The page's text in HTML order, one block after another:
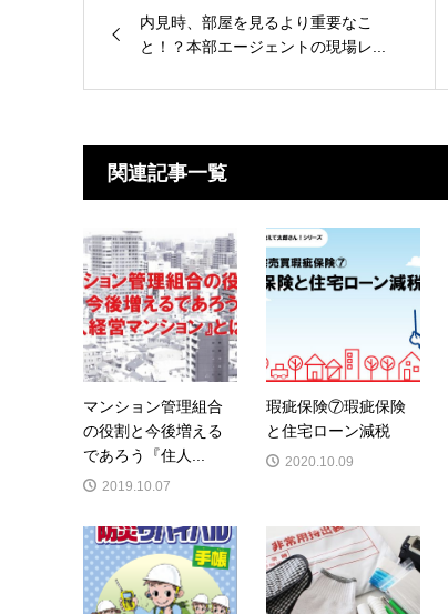
内見時、部屋を見るより重要なこ
と！？本部エージェントの現場レ...
関連記事一覧
マンション管理組合
の役割と今後増える
であろう『住人...
2019.10.07
瑕疵保険⑦瑕疵保険
と住宅ローン減税
2020.10.09